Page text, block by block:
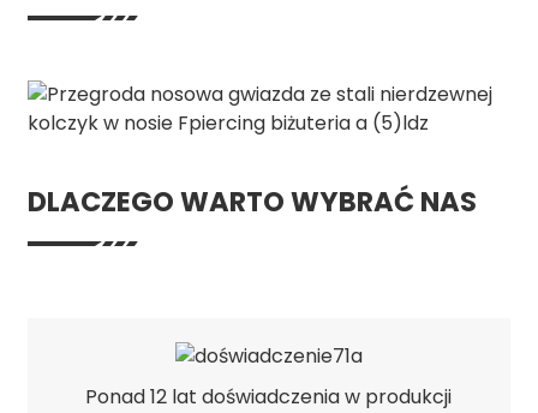
DLACZEGO WARTO WYBRAĆ NAS
Ponad 12 lat doświadczenia w produkcji